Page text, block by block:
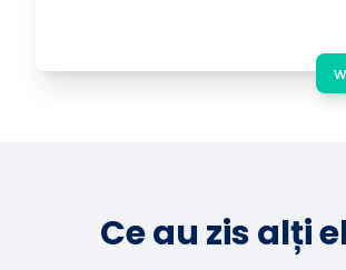
Ce au zis alți